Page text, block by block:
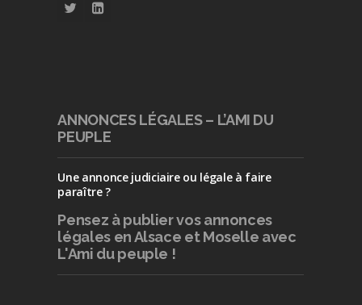
ANNONCES LÉGALES – L’AMI DU
PEUPLE
Une annonce judiciaire ou légale à faire
paraître ?
Pensez à publiervos annonces
légales en Alsace et Moselle avec
L'Ami du peuple !